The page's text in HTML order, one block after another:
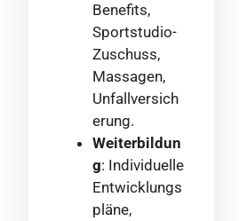
Benefits,
Sportstudio-
Zuschuss,
Massagen,
Unfallversich
erung.
Weiterbildun
g: Individuelle
Entwicklungs
pläne,